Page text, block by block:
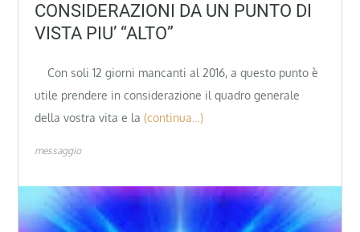
CONSIDERAZIONI DA UN PUNTO DI
VISTA PIU’ “ALTO”
Con soli 12 giorni mancanti al 2016, a questo punto è
utile prendere in considerazione il quadro generale
della vostra vita e la (continua…)
messaggio